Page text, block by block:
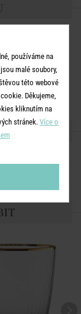
360 ml
nádobí.
používáme na
malé soubory,
této webové
Děkujeme,
kliknutím na
stránek. Více o